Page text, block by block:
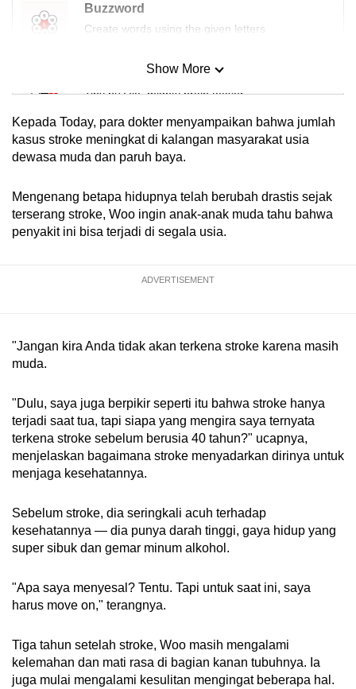
Buzzword
Create words using the given letters
Mini Sudoku
Tiny puzzle, mighty brain teaser
Mini Crossword
Small grid, big challenge
Word Search
Spot as many words as you can
Show More
Show Less
Kepada Today, para dokter menyampaikan bahwa jumlah
kasus stroke meningkat di kalangan masyarakat usia
dewasa muda dan paruh baya.
Mengenang betapa hidupnya telah berubah drastis sejak
terserang stroke, Woo ingin anak-anak muda tahu bahwa
penyakit ini bisa terjadi di segala usia.
ADVERTISEMENT
"Jangan kira Anda tidak akan terkena stroke karena masih
muda.
"Dulu, saya juga berpikir seperti itu bahwa stroke hanya
terjadi saat tua, tapi siapa yang mengira saya ternyata
terkena stroke sebelum berusia 40 tahun?" ucapnya,
menjelaskan bagaimana stroke menyadarkan dirinya untuk
menjaga kesehatannya.
Sebelum stroke, dia seringkali acuh terhadap
kesehatannya — dia punya darah tinggi, gaya hidup yang
super sibuk dan gemar minum alkohol.
"Apa saya menyesal? Tentu. Tapi untuk saat ini, saya
harus move on," terangnya.
Tiga tahun setelah stroke, Woo masih mengalami
kelemahan dan mati rasa di bagian kanan tubuhnya. Ia
juga mulai mengalami kesulitan mengingat beberapa hal.